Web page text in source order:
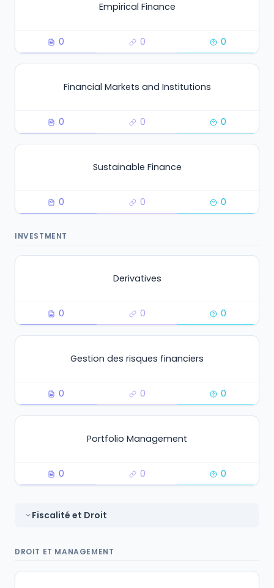
Empirical Finance
0 0 0
Financial Markets and Institutions
0 0 0
Sustainable Finance
0 0 0
INVESTMENT
Derivatives
0 0 0
Gestion des risques financiers
0 0 0
Portfolio Management
0 0 0
Fiscalité et Droit
DROIT ET MANAGEMENT